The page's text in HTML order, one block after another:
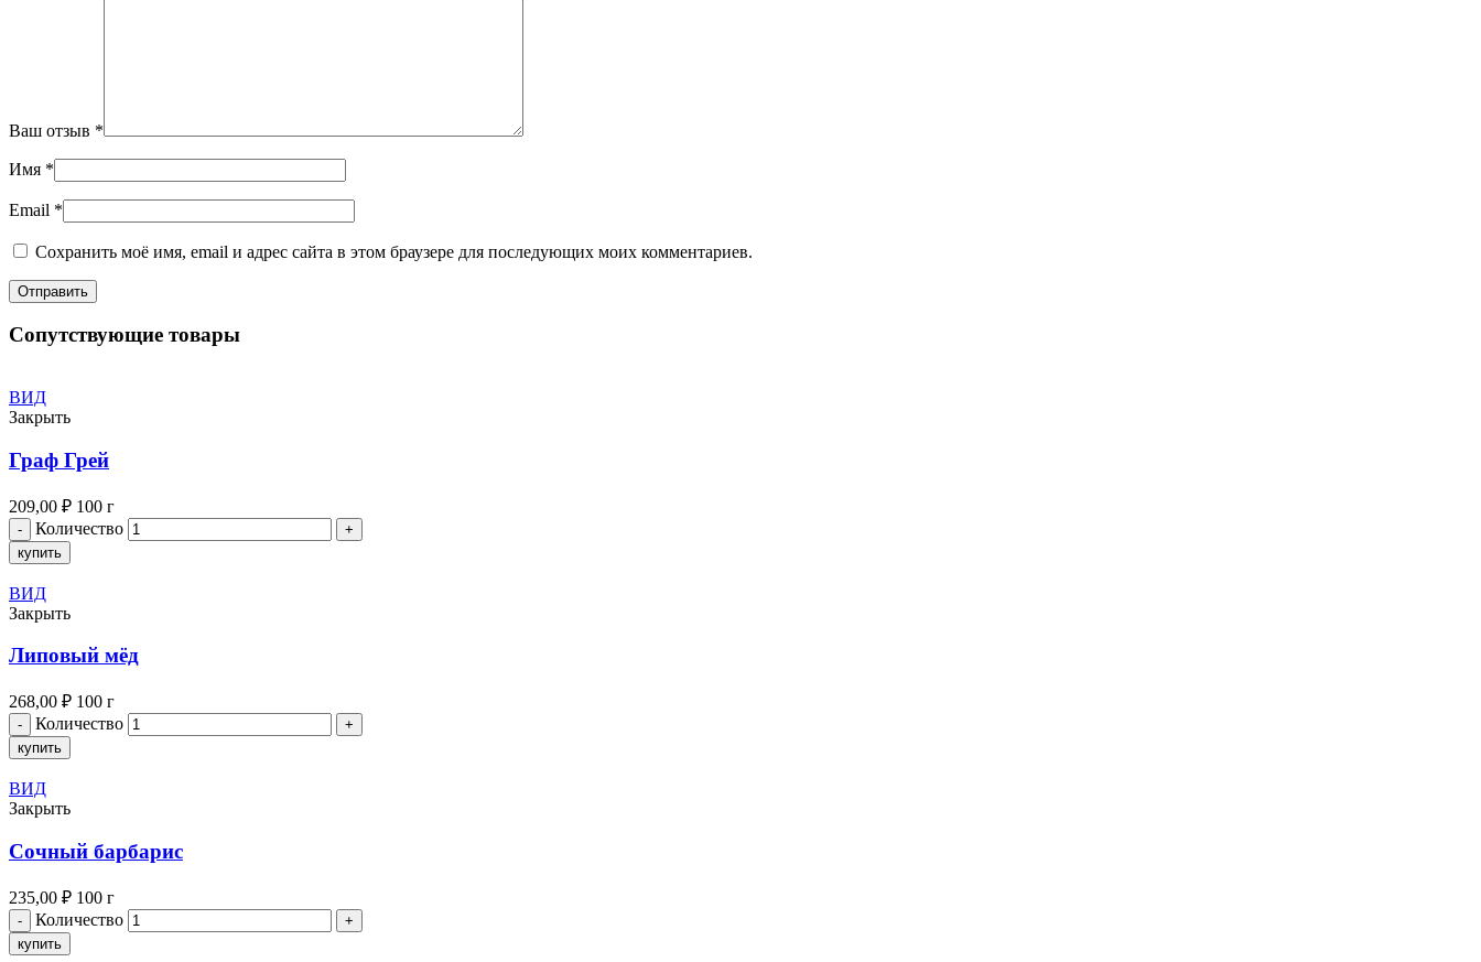
Ваш отзыв *
Имя *
Email *
Сохранить моё имя, email и адрес сайта в этом браузере для последующих моих комментариев.
Сопутствующие товары
ВИД
Закрыть
Граф Грей
209,00 ₽ 100 г
Количество
купить
ВИД
Закрыть
Липовый мёд
268,00 ₽ 100 г
Количество
купить
ВИД
Закрыть
Сочный барбарис
235,00 ₽ 100 г
Количество
купить